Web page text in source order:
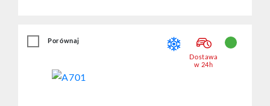
Porównaj
Dostawa
w 24h